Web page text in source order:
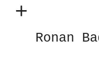
Ronan